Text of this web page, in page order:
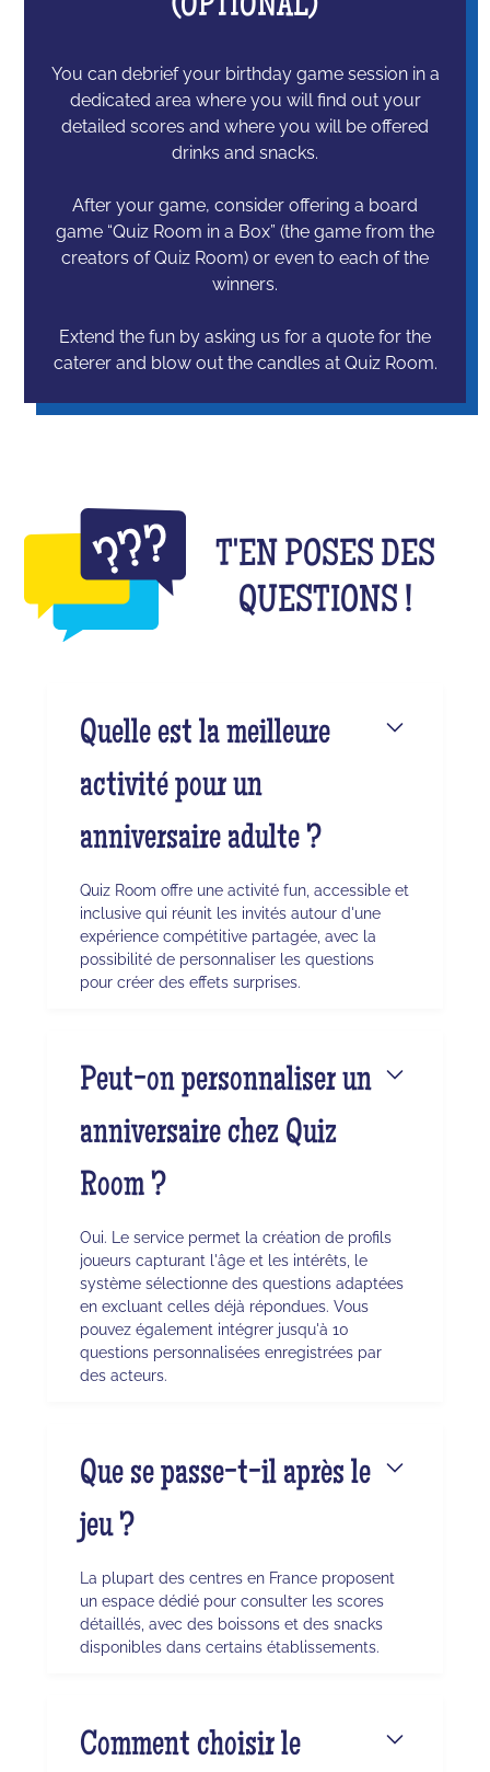
(OPTIONAL)
You can debrief your birthday game session in a
dedicated area where you will find out your
detailed scores and where you will be offered
drinks and snacks.
After your game, consider offering a board
game “Quiz Room in a Box” (the game from the
creators of Quiz Room) or even to each of the
winners.
Extend the fun by asking us for a quote for the
caterer and blow out the candles at Quiz Room.
T'EN POSES DES
QUESTIONS !
Quelle est la meilleure
activité pour un
anniversaire adulte ?
Quiz Room offre une activité fun, accessible et
inclusive qui réunit les invités autour d'une
expérience compétitive partagée, avec la
possibilité de personnaliser les questions
pour créer des effets surprises.
Peut-on personnaliser un
anniversaire chez Quiz
Room ?
Oui. Le service permet la création de profils
joueurs capturant l'âge et les intérêts, le
système sélectionne des questions adaptées
en excluant celles déjà répondues. Vous
pouvez également intégrer jusqu'à 10
questions personnalisées enregistrées par
des acteurs.
Que se passe-t-il après le
jeu ?
La plupart des centres en France proposent
un espace dédié pour consulter les scores
détaillés, avec des boissons et des snacks
disponibles dans certains établissements.
Comment choisir le